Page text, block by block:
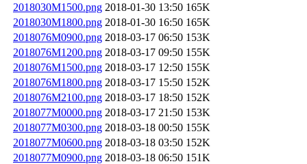
2018030M1500.png 2018-01-30 13:50 165K
2018030M1800.png 2018-01-30 16:50 165K
2018076M0900.png 2018-03-17 06:50 153K
2018076M1200.png 2018-03-17 09:50 155K
2018076M1500.png 2018-03-17 12:50 155K
2018076M1800.png 2018-03-17 15:50 152K
2018076M2100.png 2018-03-17 18:50 152K
2018077M0000.png 2018-03-17 21:50 153K
2018077M0300.png 2018-03-18 00:50 155K
2018077M0600.png 2018-03-18 03:50 152K
2018077M0900.png 2018-03-18 06:50 151K